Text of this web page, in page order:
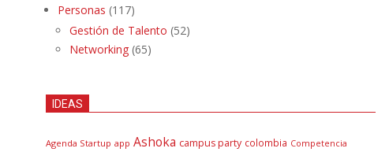
Personas (117)
Gestión de Talento (52)
Networking (65)
IDEAS
Agenda Startup app Ashoka campus party colombia Competencia